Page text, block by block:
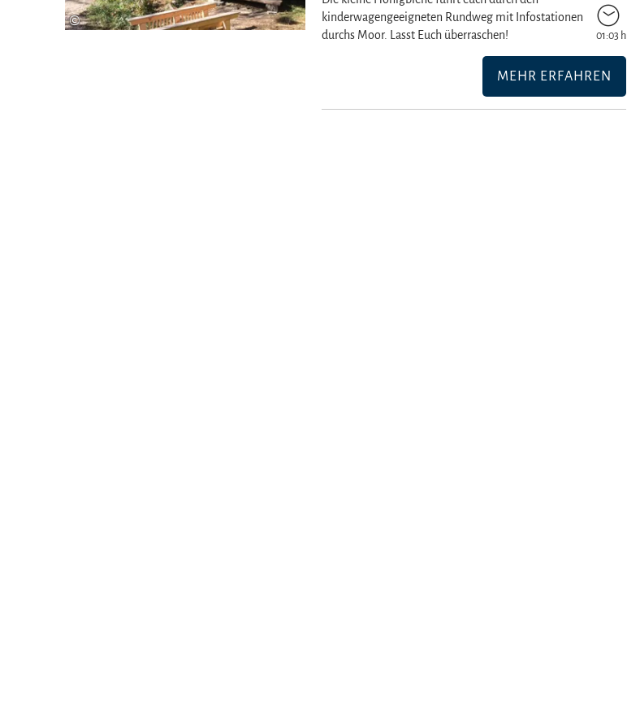
©
kinderwagengeeigneten Rundweg mit Infostationen
durchs Moor. Lasst Euch überraschen!
01:03 h
MEHR ERFAHREN